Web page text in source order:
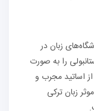
زبان در
را به صورت
از اساتید مجرب و
زبان ترکی